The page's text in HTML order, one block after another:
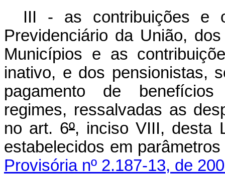
III - as contribuições e
Previdenciário da União,
Municípios e as
inativo, e dos pensionistas,
pagamento de
regimes, ressalvadas as
no art. 6º, inciso VIII, desta
estabelecidos em
Provisória nº 2.187-13, de